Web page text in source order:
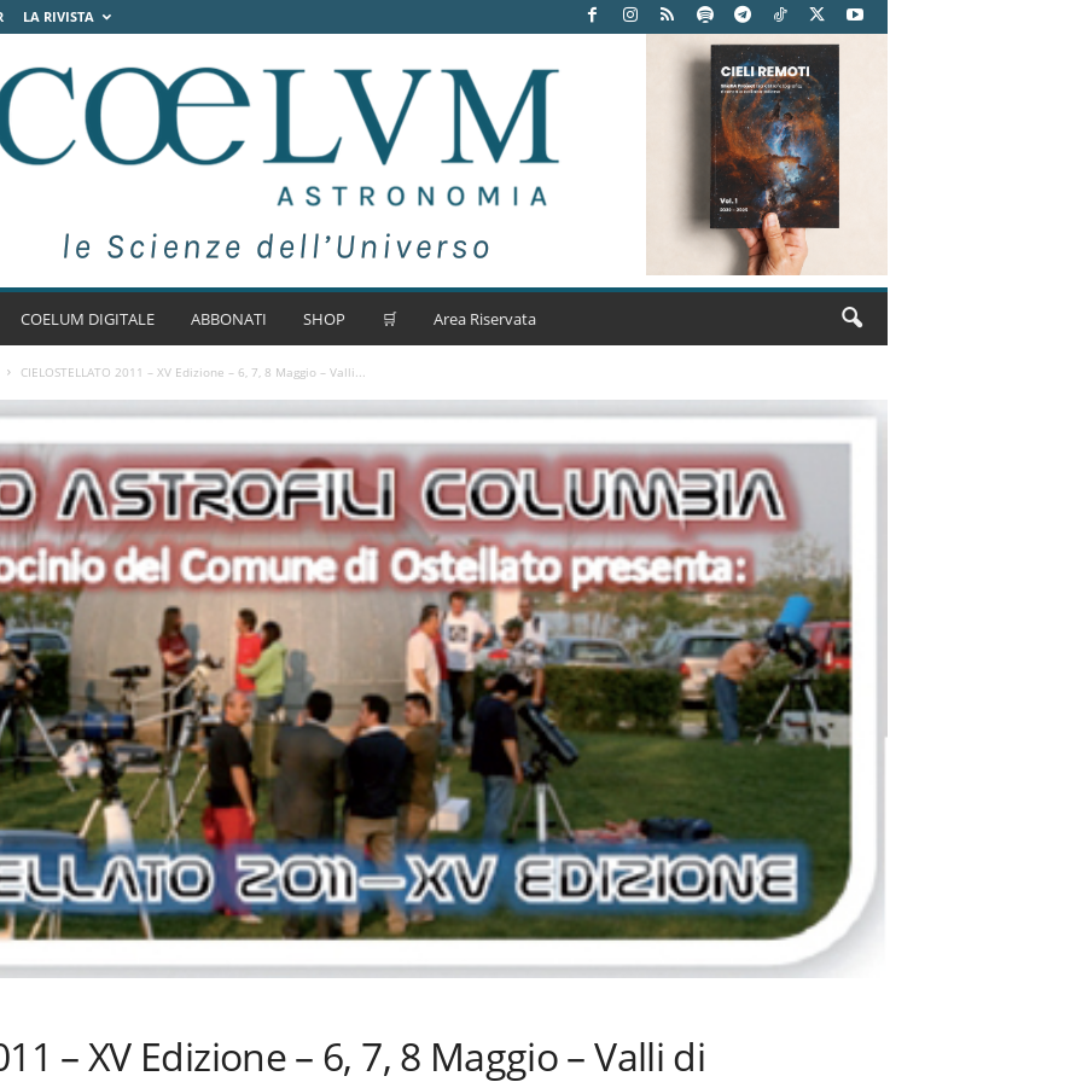
LA RIVISTA
COELUM DIGITALE ABBONATI SHOP 🛒 Area Riservata
CIELOSTELLATO 2011 – XV Edizione – 6, 7, 8 Maggio – Valli...
– XV Edizione – 6, 7, 8 Maggio – Valli di